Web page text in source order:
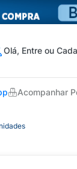
Olá, Entre ou
Acompanhar